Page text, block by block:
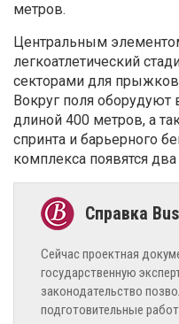
метров.
Центральным
легкоатлетический
секторами для
Вокруг поля
длиной 400 метров, а
спринта и барьерного
комплекса появятся
Сейчас проектная
государственную
законодательство
подготовительные